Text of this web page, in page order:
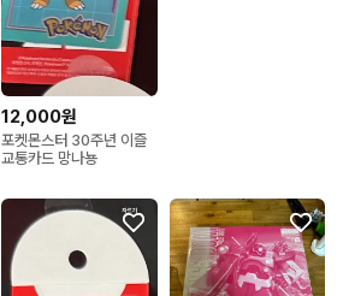
12,000원
포켓몬스터 30주년 이즐
교통카드 망나뇽